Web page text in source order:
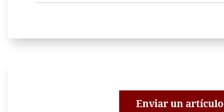
Enviar un artículo